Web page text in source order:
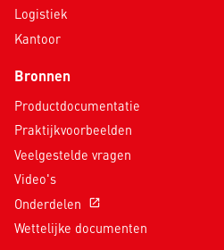
Logistiek
Kantoor
Bronnen
Productdocumentatie
Praktijkvoorbeelden
Veelgestelde vragen
Video's
Onderdelen
open_in_new
Wettelijke documenten